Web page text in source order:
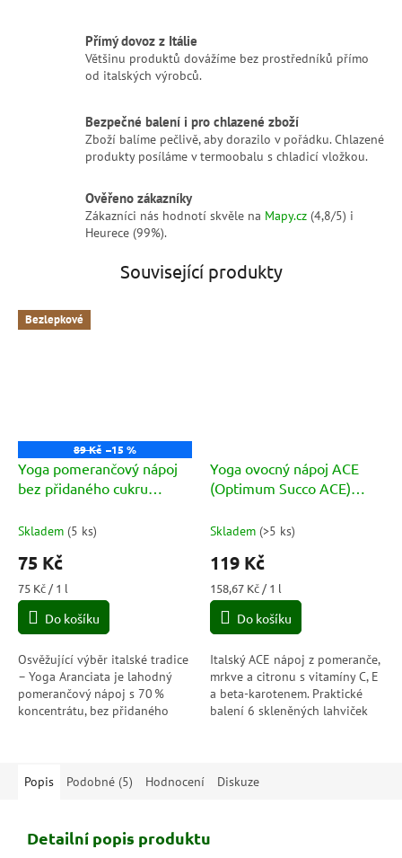
Přímý dovoz z Itálie
Většinu produktů dovážíme bez prostředníků přímo
od italských výrobců.
Bezpečné balení i pro chlazené zboží
Zboží balíme pečlivě, aby dorazilo v pořádku. Chlazené
produkty posíláme v termoobalu s chladicí vložkou.
Ověřeno zákazníky
Zákazníci nás hodnotí skvěle na Mapy.cz (4,8/5) i
Heurece (99%).
Související produkty
Bezlepkové
89 Kč –15 %
Yoga pomerančový nápoj
bez přidaného cukru
Aggiunti) 1l
Skladem (5 ks)
75 Kč
Měrná
cena:
75 Kč / 1 l
Do košíku
Osvěžující výběr italské tradice
– Yoga Aranciata je lahodný
pomerančový nápoj s 70 %
koncentrátu, bez přidaného
Yoga ovocný nápoj ACE
(Optimum Succo ACE)
Skladem (>5 ks)
119 Kč
Měrná
cena:
158,67 Kč / 1 l
Do košíku
Italský ACE nápoj z pomeranče,
mrkve a citronu s vitamíny C, E
a beta-karotenem. Praktické
balení 6 skleněných lahviček
Popis Podobné (5) Hodnocení Diskuze
Detailní popis produktu